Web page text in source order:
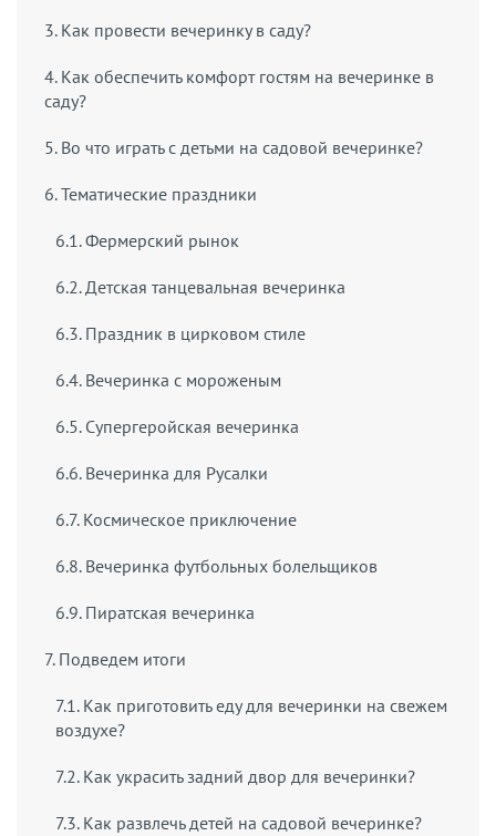
3. Как провести вечеринку в саду?
4. Как обеспечить комфорт гостям на вечеринке в
саду?
5. Во что играть с детьми на садовой вечеринке?
6. Тематические праздники
6.1. Фермерский рынок
6.2. Детская танцевальная вечеринка
6.3. Праздник в цирковом стиле
6.4. Вечеринка с мороженым
6.5. Супергеройская вечеринка
6.6. Вечеринка для Русалки
6.7. Космическое приключение
6.8. Вечеринка футбольных болельщиков
6.9. Пиратская вечеринка
7. Подведем итоги
7.1. Как приготовить еду для вечеринки на свежем
воздухе?
7.2. Как украсить задний двор для вечеринки?
7.3. Как развлечь детей на садовой вечеринке?